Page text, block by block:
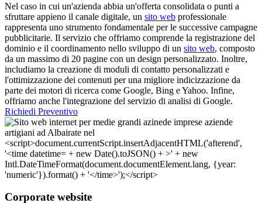
Nel caso in cui un'azienda abbia un'offerta consolidata o punti a
sfruttare appieno il canale digitale, un sito web professionale
rappresenta uno strumento fondamentale per le successive campagne
pubblicitarie. Il servizio che offriamo comprende la registrazione del
dominio e il coordinamento nello sviluppo di un sito web, composto
da un massimo di 20 pagine con un design personalizzato. Inoltre,
includiamo la creazione di moduli di contatto personalizzati e
l'ottimizzazione dei contenuti per una migliore indicizzazione da
parte dei motori di ricerca come Google, Bing e Yahoo. Infine,
offriamo anche l'integrazione del servizio di analisi di Google.
Richiedi Preventivo
Corporate website